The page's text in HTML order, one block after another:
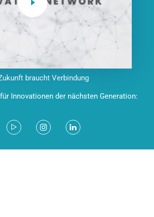
braucht Verbindung
Innovationen der nächsten Generation: